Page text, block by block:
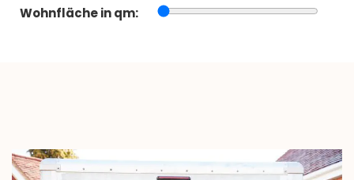
Wohnfläche in qm: